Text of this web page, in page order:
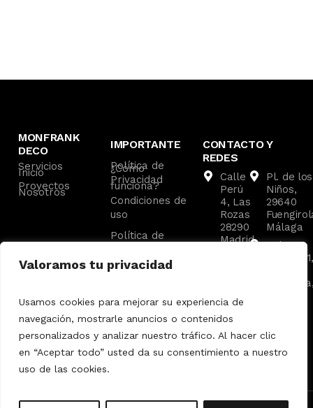
Valoramos tu privacidad
Usamos cookies para mejorar su experiencia de
navegación, mostrarle anuncios o contenidos
personalizados y analizar nuestro tráfico. Al hacer clic
en “Aceptar todo” usted da su consentimiento a nuestro
uso de las cookies.
MONFRANK
DECO
Inicio
Nosotros
Servicios
Proyectos
¿Cómo
funciona?
IMPORTANTE
Política de
Privacidad
Condiciones de
uso
Política de
CONTACTO Y
REDES
Calle
Perú
4, Las
Rozas
28290
Madrid
Pozuelo
de
Alarcón
Pl. de los
Niños,
29640
Málaga
C. las
Malvas, 1,
© 2025 Todos los derechos reservados.